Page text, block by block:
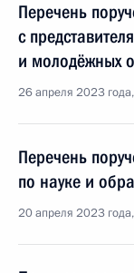
Перечень
с
и молодёжных
26 апреля 2023
Перечень
по науке и
20 апреля 2023